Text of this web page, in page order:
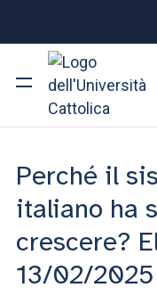
Corsi di
Ricerca
Facoltà e
Liceo
Perché il
italiano ha
crescere?
13/02/2025